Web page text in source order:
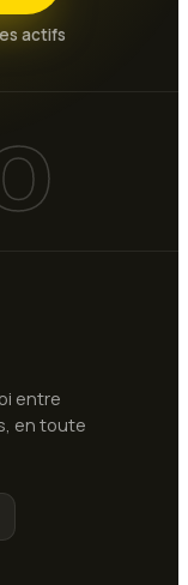
actifs
entre
en toute